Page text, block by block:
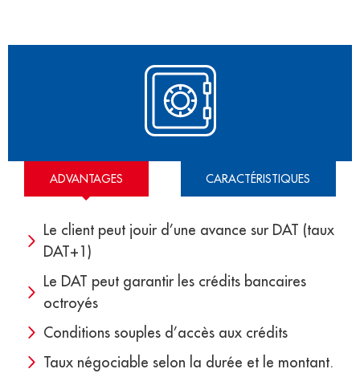
ADVANTAGES CARACTÉRISTIQUES
Le client peut jouir d’une avance sur DAT (taux
DAT+1)
Le DAT peut garantir les crédits bancaires
octroyés
Conditions souples d’accès aux crédits
Taux négociable selon la durée et le montant.